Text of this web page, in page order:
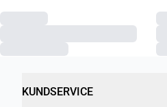
KUNDSERVICE